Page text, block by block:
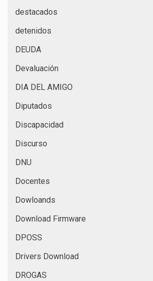
destacados
detenidos
DEUDA
Devaluación
DIA DEL AMIGO
Diputados
Discapacidad
Discurso
DNU
Docentes
Dowloands
Download Firmware
DPOSS
Drivers Download
DROGAS